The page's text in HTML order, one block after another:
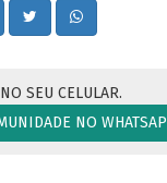
SEU CELULAR.
NO